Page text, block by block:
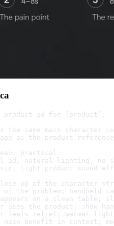
product ad for [product].
the same main character
as the product
practical.
ad, natural lighting, no
light product sound
up of the character
of the problem; handheld
on a clean table;
uses the product; show
feels relief; warmer
main benefit in context;